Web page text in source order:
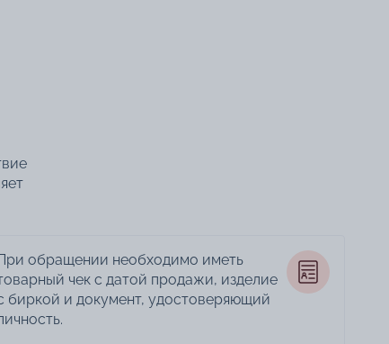
обращении необходимо иметь
чек с датой продажи, изделие
биркой и документ, удостоверяющий